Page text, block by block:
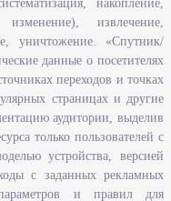
полномочия,
потенциала
граждан в
накопление,
извлечение,
уничтожение. «Спутник/
данные о посетителях
переходов и точках
страницах и другие
аудитории, выделив
только пользователей с
устройства, версией
с заданных рекламных
и правил для